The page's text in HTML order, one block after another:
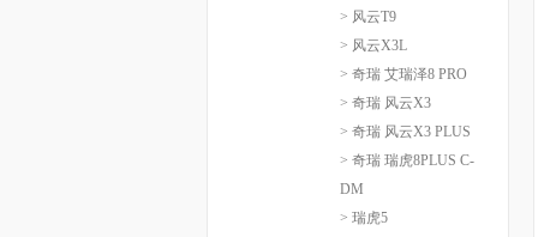
> 风云T9
> 风云X3L
> 奇瑞 艾瑞泽8 PRO
> 奇瑞 风云X3
> 奇瑞 风云X3 PLUS
> 奇瑞 瑞虎8PLUS C-
DM
> 瑞虎5